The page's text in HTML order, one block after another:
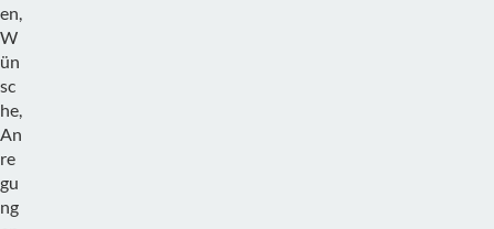
en,
W
ün
sc
he,
An
re
gu
ng